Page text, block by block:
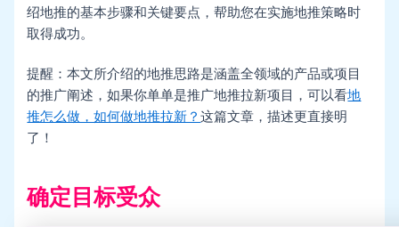
绍地推的基本步骤和关键要点，帮助您在实施地推策略时
取得成功。
提醒：本文所介绍的地推思路是涵盖全领域的产品或项目
的推广阐述，如果你单单是推广地推拉新项目，可以看地
推怎么做，如何做地推拉新？这篇文章，描述更直接明
了！
确定目标受众